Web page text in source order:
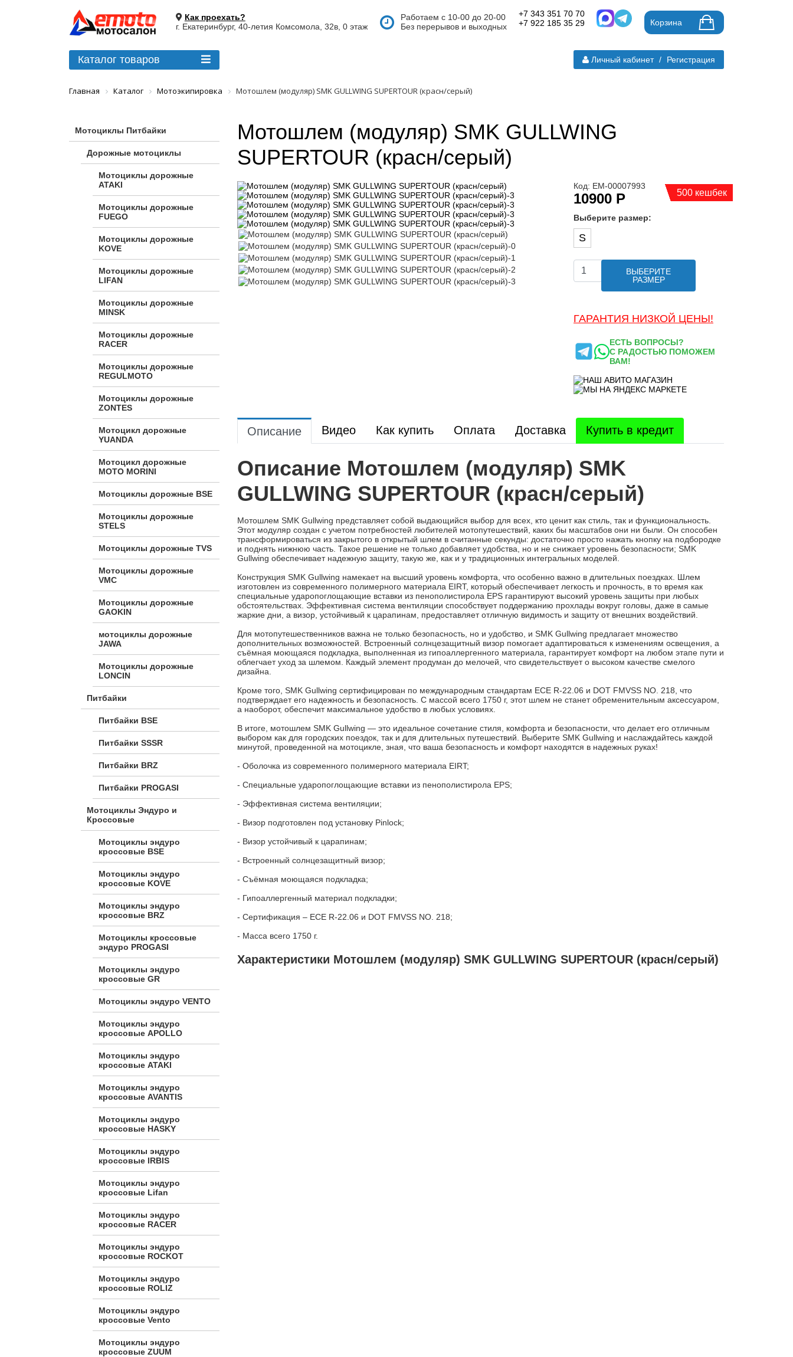
Как проехать?
г. Екатеринбург, 40-летия Комсомола, 32в, 0 этаж
Работаем с 10-00 до 20-00
Без перерывов и выходных
+7 343 351 70 70
+7 922 185 35 29
Корзина
Каталог товаров Личный кабинет / Регистрация
Главная Каталог Мотоэкипировка Мотошлем (модуляр) SMK GULLWING SUPERTOUR (красн/серый)
Мотоциклы Питбайки
Дорожные мотоциклы
Мотоциклы дорожные
ATAKI
Мотоциклы дорожные
FUEGO
Мотоциклы дорожные
KOVE
Мотоциклы дорожные
LIFAN
Мотоциклы дорожные
MINSK
Мотоциклы дорожные
RACER
Мотоциклы дорожные
REGULMOTO
Мотоциклы дорожные
ZONTES
Мотоцикл дорожные
YUANDA
Мотоцикл дорожные
МОТО MORINI
Мотоциклы дорожные BSE
Мотоциклы дорожные
STELS
Мотоциклы дорожные TVS
Мотоциклы дорожные
VMC
Мотоциклы дорожные
GAOKIN
мотоциклы дорожные
JAWA
Мотоциклы дорожные
LONCIN
Питбайки
Питбайки BSE
Питбайки SSSR
Питбайки BRZ
Питбайки PROGASI
Мотоциклы Эндуро и
Кроссовые
Мотоциклы эндуро
кроссовые BSE
Мотоциклы эндуро
кроссовые KOVE
Мотоциклы эндуро
кроссовые BRZ
Мотоциклы кроссовые
эндуро PROGASI
Мотоциклы эндуро
кроссовые GR
Мотоциклы эндуро VENTO
Мотоциклы эндуро
кроссовые APOLLO
Мотоциклы эндуро
кроссовые ATAKI
Мотоциклы эндуро
кроссовые AVANTIS
Мотоциклы эндуро
кроссовые HASKY
Мотоциклы эндуро
кроссовые IRBIS
Мотоциклы эндуро
кроссовые Lifan
Мотоциклы эндуро
кроссовые RACER
Мотоциклы эндуро
кроссовые ROCKOT
Мотоциклы эндуро
кроссовые ROLIZ
Мотоциклы эндуро
кроссовые Vento
Мотоциклы эндуро
кроссовые ZUUM
Мотошлем (модуляр) SMK GULLWING
SUPERTOUR (красн/серый)
Код: ЕМ-00007993
10900 Р
Выберите размер:
S
ВЫБЕРИТЕ
РАЗМЕР
ГАРАНТИЯ НИЗКОЙ ЦЕНЫ!
ЕСТЬ ВОПРОСЫ?
С РАДОСТЬЮ ПОМОЖЕМ
ВАМ!
500 кешбек
Описание Видео Как купить Оплата Доставка Купить в кредит
Описание Мотошлем (модуляр) SMK
GULLWING SUPERTOUR (красн/серый)
Мотошлем SMK Gullwing представляет собой выдающийся выбор для всех, кто ценит как стиль, так и функциональность.
Этот модуляр создан с учетом потребностей любителей мотопутешествий, каких бы масштабов они ни были. Он способен
трансформироваться из закрытого в открытый шлем в считанные секунды: достаточно просто нажать кнопку на подбородке
и поднять нижнюю часть. Такое решение не только добавляет удобства, но и не снижает уровень безопасности; SMK
Gullwing обеспечивает надежную защиту, такую же, как и у традиционных интегральных моделей.
Конструкция SMK Gullwing намекает на высший уровень комфорта, что особенно важно в длительных поездках. Шлем
изготовлен из современного полимерного материала EIRT, который обеспечивает легкость и прочность, в то время как
специальные ударопоглощающие вставки из пенополистирола EPS гарантируют высокий уровень защиты при любых
обстоятельствах. Эффективная система вентиляции способствует поддержанию прохлады вокруг головы, даже в самые
жаркие дни, а визор, устойчивый к царапинам, предоставляет отличную видимость и защиту от внешних воздействий.
Для мотопутешественников важна не только безопасность, но и удобство, и SMK Gullwing предлагает множество
дополнительных возможностей. Встроенный солнцезащитный визор помогает адаптироваться к изменениям освещения, а
съёмная моющаяся подкладка, выполненная из гипоаллергенного материала, гарантирует комфорт на любом этапе пути и
облегчает уход за шлемом. Каждый элемент продуман до мелочей, что свидетельствует о высоком качестве смелого
дизайна.
Кроме того, SMK Gullwing сертифицирован по международным стандартам ECE R-22.06 и DOT FMVSS NO. 218, что
подтверждает его надежность и безопасность. С массой всего 1750 г, этот шлем не станет обременительным аксессуаром,
а наоборот, обеспечит максимальное удобство в любых условиях.
В итоге, мотошлем SMK Gullwing — это идеальное сочетание стиля, комфорта и безопасности, что делает его отличным
выбором как для городских поездок, так и для длительных путешествий. Выберите SMK Gullwing и наслаждайтесь каждой
минутой, проведенной на мотоцикле, зная, что ваша безопасность и комфорт находятся в надежных руках!
- Оболочка из современного полимерного материала EIRT;
- Cпециальные ударопоглощающие вставки из пенополистирола EPS;
- Эффективная система вентиляции;
- Визор подготовлен под установку Pinlock;
- Визор устойчивый к царапинам;
- Встроенный солнцезащитный визор;
- Съёмная моющаяся подкладка;
- Гипоаллергенный материал подкладки;
- Сертификация – ECE R-22.06 и DOT FMVSS NO. 218;
- Масса всего 1750 г.
Характеристики Мотошлем (модуляр) SMK GULLWING SUPERTOUR (красн/серый)